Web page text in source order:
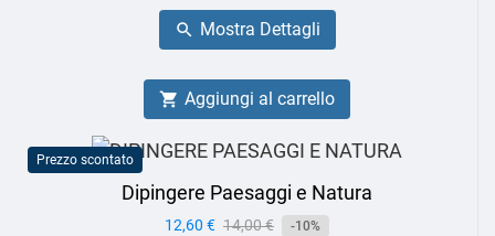
base
 Mostra Dettagli
 Aggiungi al carrello
Prezzo scontato
Dipingere Paesaggi e Natura
Prezzo
12,60 € Prezzo
14,00 € -10%